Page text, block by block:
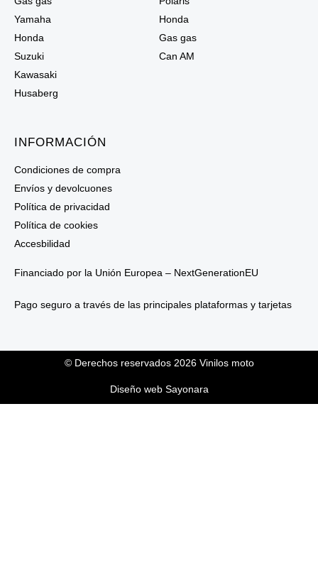
Yamaha
Honda
Suzuki
Kawasaki
Husaberg
Honda
Gas gas
Can AM
INFORMACIÓN
Condiciones de compra
Envíos y devolcuones
Política de privacidad
Política de cookies
Accesbilidad
Financiado por la Unión Europea – NextGenerationEU
Pago seguro a través de las principales plataformas y tarjetas
© Derechos reservados 2026 Vinilos moto
Diseño web Sayonara